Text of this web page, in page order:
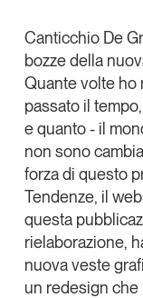
Comunicati stampa
Video
Podcast
Eventi e formazione
Tutti gli
Chi siamo
Canticchio De
bozze della
Quante volte ho
passato il
e quanto - il
non sono
forza di questo
Tendenze, il
questa
rielaborazione,
nuova veste
un redesign che